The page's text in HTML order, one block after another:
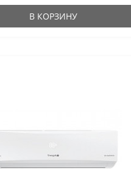
В КОРЗИНУ